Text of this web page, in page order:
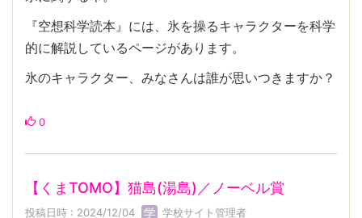
『空想科学読本』には、氷を操るキャラクターを科学
的に解説しているページがあります。
氷のキャラクター、みなさんは誰が思いつきますか？
0
【くまTOMO】猫島(湯島)／ノーベル賞
投稿日時 : 2024/12/04 学校サイト管理者